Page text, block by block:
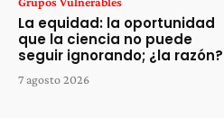
La equidad: la oportunidad
que la ciencia no puede
seguir ignorando; ¿la razón?
7 agosto 2026